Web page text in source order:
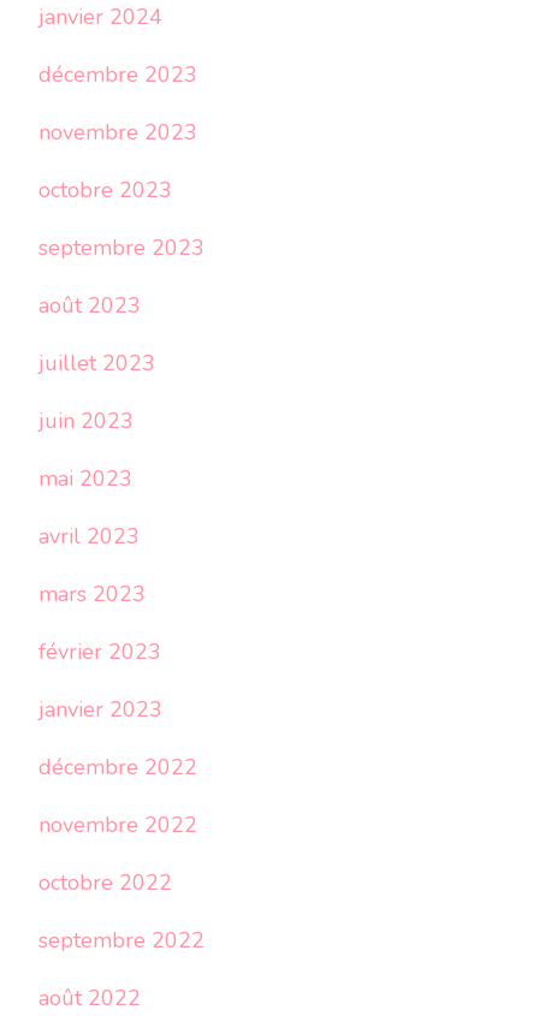
janvier 2024
décembre 2023
novembre 2023
octobre 2023
septembre 2023
août 2023
juillet 2023
juin 2023
mai 2023
avril 2023
mars 2023
février 2023
janvier 2023
décembre 2022
novembre 2022
octobre 2022
septembre 2022
août 2022